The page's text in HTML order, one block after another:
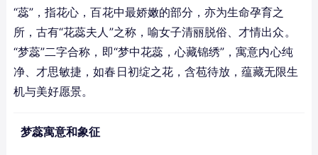
“蕊”，指花心，百花中最娇嫩的部分，亦为生命孕育之
所，古有“花蕊夫人”之称，喻女子清丽脱俗、才情出众。
“梦蕊”二字合称，即“梦中花蕊，心藏锦绣”，寓意内心纯
净、才思敏捷，如春日初绽之花，含苞待放，蕴藏无限生
机与美好愿景。
梦蕊寓意和象征